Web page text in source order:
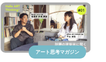
アート思考マガジン